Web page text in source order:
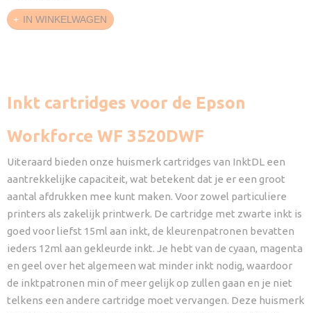
IN WINKELWAGEN
Inkt cartridges voor de Epson
Workforce WF 3520DWF
Uiteraard bieden onze huismerk cartridges van InktDL een
aantrekkelijke capaciteit, wat betekent dat je er een groot
aantal afdrukken mee kunt maken. Voor zowel particuliere
printers als zakelijk printwerk. De cartridge met zwarte inkt is
goed voor liefst 15ml aan inkt, de kleurenpatronen bevatten
ieders 12ml aan gekleurde inkt. Je hebt van de cyaan, magenta
en geel over het algemeen wat minder inkt nodig, waardoor
de inktpatronen min of meer gelijk op zullen gaan en je niet
telkens een andere cartridge moet vervangen. Deze huismerk